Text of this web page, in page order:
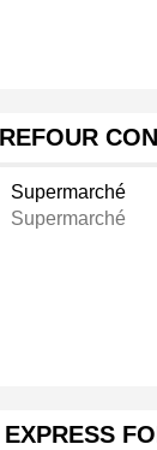
Supermarché
Supermarché